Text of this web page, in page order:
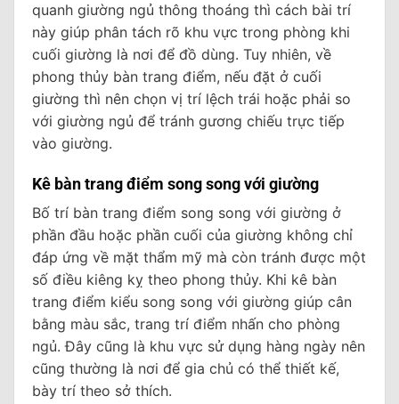
quanh giường ngủ thông thoáng thì cách bài trí
này giúp phân tách rõ khu vực trong phòng khi
cuối giường là nơi để đồ dùng. Tuy nhiên, về
phong thủy bàn trang điểm, nếu đặt ở cuối
giường thì nên chọn vị trí lệch trái hoặc phải so
với giường ngủ để tránh gương chiếu trực tiếp
vào giường.
Kê bàn trang điểm song song với giường
Bố trí bàn trang điểm song song với giường ở
phần đầu hoặc phần cuối của giường không chỉ
đáp ứng về mặt thẩm mỹ mà còn tránh được một
số điều kiêng kỵ theo phong thủy. Khi kê bàn
trang điểm kiểu song song với giường giúp cân
bằng màu sắc, trang trí điểm nhấn cho phòng
ngủ. Đây cũng là khu vực sử dụng hàng ngày nên
cũng thường là nơi để gia chủ có thể thiết kế,
bày trí theo sở thích.